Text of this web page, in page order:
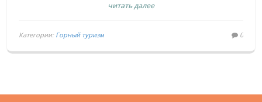
читать далее
Категории: Горный туризм 0